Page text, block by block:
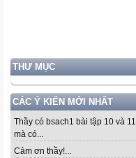
THƯ MỤC
CÁC Ý KIẾN MỚI NHẤT
Thầy có bsach1 bài tập 10 và 11
mà có...
Cảm ơn thầy!...